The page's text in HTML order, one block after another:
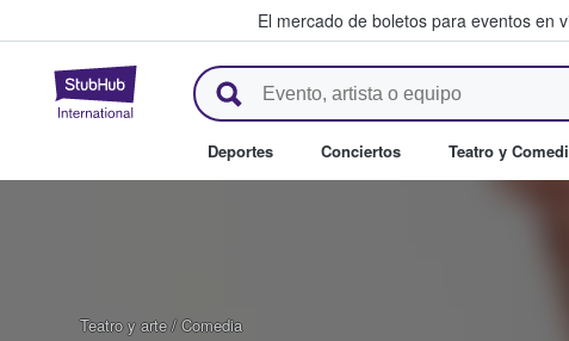
El mercado de boletos para eventos en
StubHub: donde los fans
Deportes Conciertos Teatro y
Teatro y arte / Comedia